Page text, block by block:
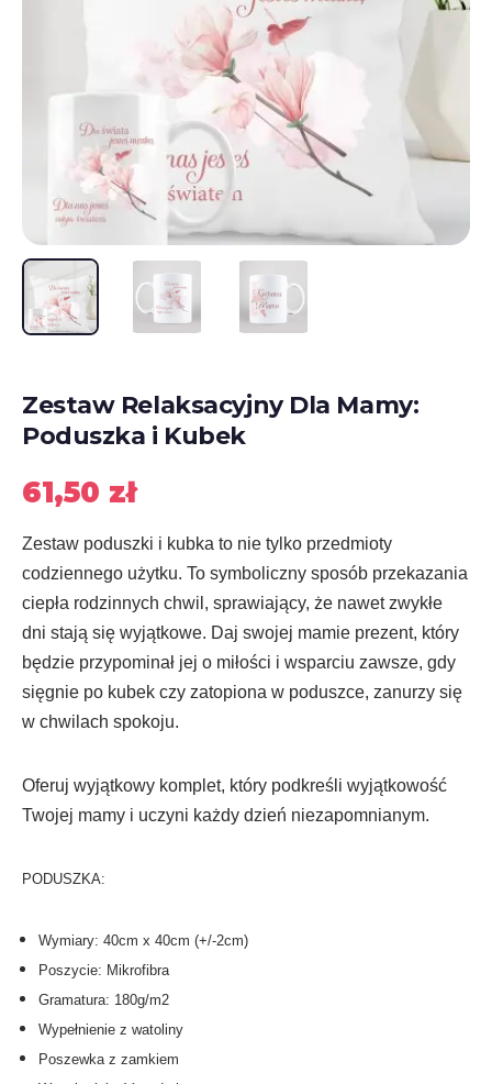
Zestaw Relaksacyjny Dla Mamy:
Poduszka i Kubek
61,50 zł
Zestaw poduszki i kubka to nie tylko przedmioty
codziennego użytku. To symboliczny sposób przekazania
ciepła rodzinnych chwil, sprawiający, że nawet zwykłe
dni stają się wyjątkowe. Daj swojej mamie prezent, który
będzie przypominał jej o miłości i wsparciu zawsze, gdy
sięgnie po kubek czy zatopiona w poduszce, zanurzy się
w chwilach spokoju.
Oferuj wyjątkowy komplet, który podkreśli wyjątkowość
Twojej mamy i uczyni każdy dzień niezapomnianym.
PODUSZKA:
Wymiary: 40cm x 40cm (+/-2cm)
Poszycie: Mikrofibra
Gramatura: 180g/m2
Wypełnienie z watoliny
Poszewka z zamkiem